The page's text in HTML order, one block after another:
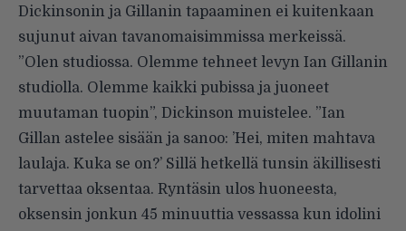
Dickinsonin ja Gillanin tapaaminen ei kuitenkaan
sujunut aivan tavanomaisimmissa merkeissä.
”Olen studiossa. Olemme tehneet levyn Ian Gillanin
studiolla. Olemme kaikki pubissa ja juoneet
muutaman tuopin”, Dickinson muistelee. ”Ian
Gillan astelee sisään ja sanoo: ’Hei, miten mahtava
laulaja. Kuka se on?’ Sillä hetkellä tunsin äkillisesti
tarvettaa oksentaa. Ryntäsin ulos huoneesta,
oksensin jonkun 45 minuuttia vessassa kun idolini